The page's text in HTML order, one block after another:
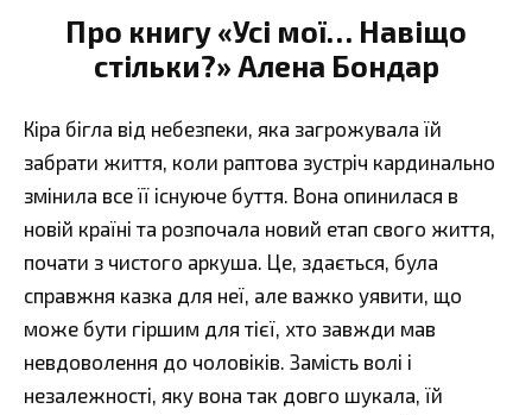
Про книгу «Усі мої… Навіщо
стільки?» Алена Бондар
Кіра бігла від небезпеки, яка загрожувала їй
забрати життя, коли раптова зустріч кардинально
змінила все її існуюче буття. Вона опинилася в
новій країні та розпочала новий етап свого життя,
почати з чистого аркуша. Це, здається, була
справжня казка для неї, але важко уявити, що
може бути гіршим для тієї, хто завжди мав
невдоволення до чоловіків. Замість волі і
незалежності, яку вона так довго шукала, їй